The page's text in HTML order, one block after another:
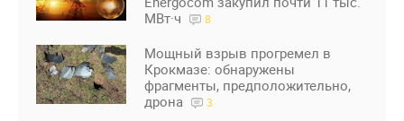
МВт·ч
8
Мощный взрыв прогремел в
Крокмазе: обнаружены
фрагменты, предположительно,
дрона
3